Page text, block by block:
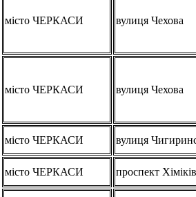
місто ЧЕРКАСИ вулиця Чехова
місто ЧЕРКАСИ вулиця Чехова
місто ЧЕРКАСИ вулиця
місто ЧЕРКАСИ проспект Хіміків